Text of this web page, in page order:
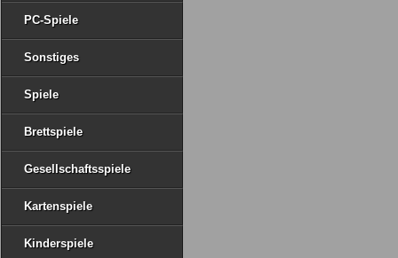
PC-Spiele
Sonstiges
Spiele
Brettspiele
Gesellschaftsspiele
Kartenspiele
Kinderspiele